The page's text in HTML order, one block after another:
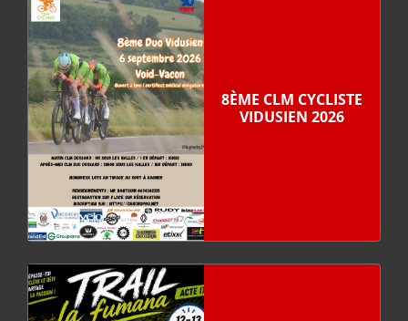
8ÈME CLM CYCLISTE
VIDUSIEN 2026